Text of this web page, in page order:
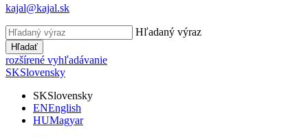
kajal@kajal.sk
Hľadaný výraz
Hľadať
rozšírené vyhľadávanie
SKSlovensky
SKSlovensky
ENEnglish
HUMagyar